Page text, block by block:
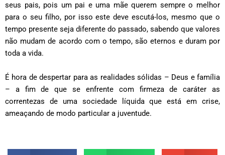
seus pais, pois um pai e uma mãe querem sempre o melhor
para o seu filho, por isso este deve escutá-los, mesmo que o
tempo presente seja diferente do passado, sabendo que valores
não mudam de acordo com o tempo, são eternos e duram por
toda a vida.
É hora de despertar para as realidades sólidas – Deus e família
– a fim de que se enfrente com firmeza de caráter as
correntezas de uma sociedade líquida que está em crise,
ameaçando de modo particular a juventude.